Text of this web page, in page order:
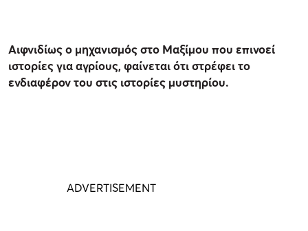
Αιφνιδίως ο μηχανισμός στο Μαξίμου που επινοεί
ιστορίες για αγρίους, φαίνεται ότι στρέφει το
ενδιαφέρον του στις ιστορίες μυστηρίου.